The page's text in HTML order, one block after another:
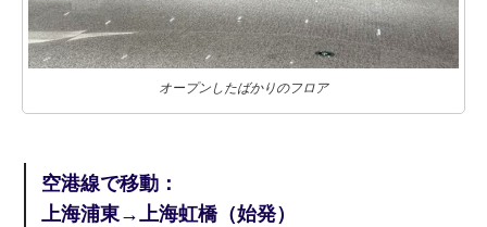
オープンしたばかりのフロア
空港線で移動：
上海浦東→上海虹橋（始発）